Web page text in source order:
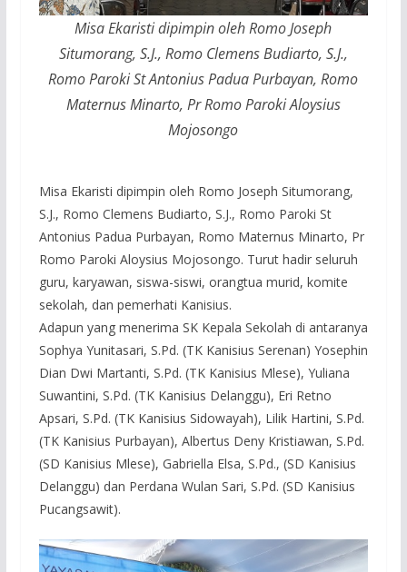
Misa Ekaristi dipimpin oleh Romo Joseph
Situmorang, S.J., Romo Clemens Budiarto, S.J.,
Romo Paroki St Antonius Padua Purbayan, Romo
Maternus Minarto, Pr Romo Paroki Aloysius
Mojosongo
Misa Ekaristi dipimpin oleh Romo Joseph Situmorang,
S.J., Romo Clemens Budiarto, S.J., Romo Paroki St
Antonius Padua Purbayan, Romo Maternus Minarto, Pr
Romo Paroki Aloysius Mojosongo. Turut hadir seluruh
guru, karyawan, siswa-siswi, orangtua murid, komite
sekolah, dan pemerhati Kanisius.
Adapun yang menerima SK Kepala Sekolah di antaranya
Sophya Yunitasari, S.Pd. (TK Kanisius Serenan) Yosephin
Dian Dwi Martanti, S.Pd. (TK Kanisius Mlese), Yuliana
Suwantini, S.Pd. (TK Kanisius Delanggu), Eri Retno
Apsari, S.Pd. (TK Kanisius Sidowayah), Lilik Hartini, S.Pd.
(TK Kanisius Purbayan), Albertus Deny Kristiawan, S.Pd.
(SD Kanisius Mlese), Gabriella Elsa, S.Pd., (SD Kanisius
Delanggu) dan Perdana Wulan Sari, S.Pd. (SD Kanisius
Pucangsawit).